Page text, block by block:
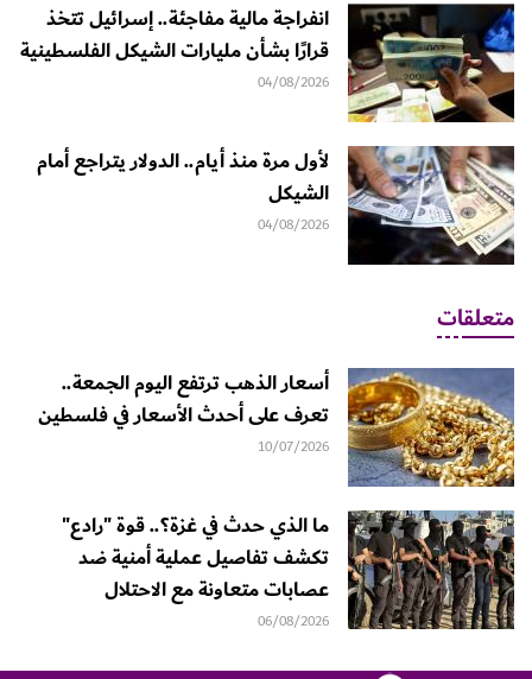
انفراجة مالية مفاجئة.. إسرائيل تتخذ
قرارًا بشأن مليارات الشيكل الفلسطينية
04/08/2026
لأول مرة منذ أيام.. الدولار يتراجع أمام
الشيكل
04/08/2026
متعلقات
أسعار الذهب ترتفع اليوم الجمعة..
تعرف على أحدث الأسعار في فلسطين
10/07/2026
ما الذي حدث في غزة؟.. قوة "رادع"
تكشف تفاصيل عملية أمنية ضد
عصابات متعاونة مع الاحتلال
06/08/2026